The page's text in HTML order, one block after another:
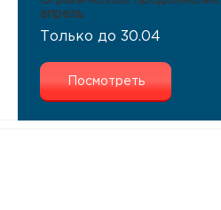
апрель
Только до 30.04
Посмотреть